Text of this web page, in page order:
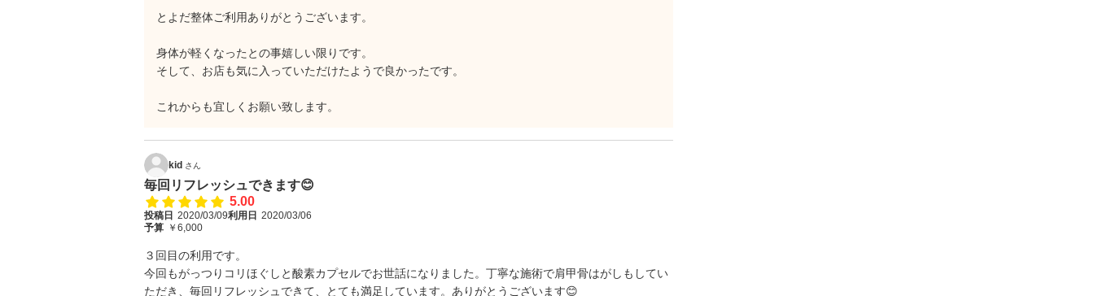
とよだ整体ご利用ありがとうございます。
身体が軽くなったとの事嬉しい限りです。
そして、お店も気に入っていただけたようで良かったです。
これからも宜しくお願い致します。
kid さん
毎回リフレッシュできます😊
5.00
投稿日 2020/03/09利用日 2020/03/06
予算 ￥6,000
３回目の利用です。
今回もがっつりコリほぐしと酸素カプセルでお世話になりました。丁寧な施術で肩甲骨はがしもしてい
ただき、毎回リフレッシュできて、とても満足しています。ありがとうございます😊